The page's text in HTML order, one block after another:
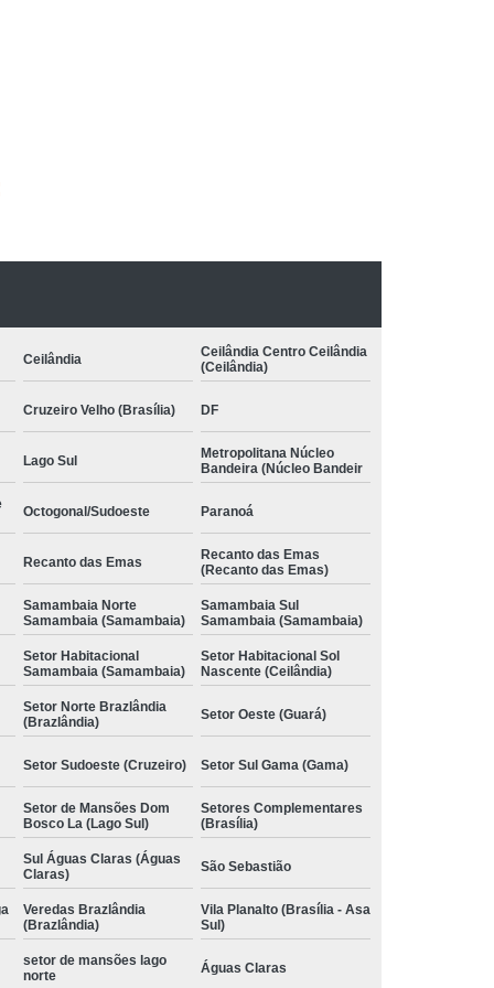
Bobath Asa Sul
Conceito Bobath
Neuroevolutivo Bobath
Ceilândia
Ceilândia Centro Ceilândia
(Ceilândia)
Cruzeiro Velho (Brasília) DF
Lago Sul
Metropolitana Núcleo
Bandeira (Núcleo Bandeir
Octogonal/Sudoeste Paranoá
Recanto das Emas
Recanto das Emas
(Recanto das Emas)
Samambaia Norte
Samambaia (Samambaia)
Samambaia Sul
Samambaia (Samambaia)
Setor Habitacional
Samambaia (Samambaia)
Setor Habitacional Sol
Nascente (Ceilândia)
Setor Norte Brazlândia
(Brazlândia)
Setor Oeste (Guará)
Setor Sudoeste (Cruzeiro) Setor Sul Gama (Gama)
Setor de Mansões Dom
Bosco La (Lago Sul)
Setores Complementares
(Brasília)
Sul Águas Claras (Águas
Claras)
São Sebastião
Veredas Brazlândia
(Brazlândia)
Vila Planalto (Brasília - Asa
Sul)
setor de mansões lago
norte
Águas Claras